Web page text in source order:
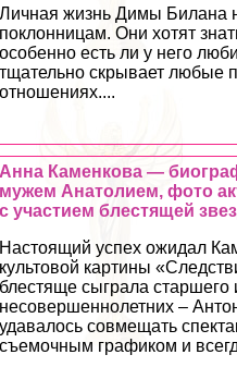
Личная жизнь Димы Билана
поклонницам. Они хотят
особенно есть ли у него
тщательно скрывает любые
отношениях....
Анна Каменкова —
мужем Анатолием, фото
с участием блестящей
Настоящий успех ожидал
культовой картины
блестяще сыграла старшего
несовершеннолетних –
удавалось совмещать
съемочным графиком и